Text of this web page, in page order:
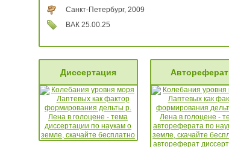
Санкт-Петербург, 2009
ВАК 25.00.25
Диссертация Автореферат